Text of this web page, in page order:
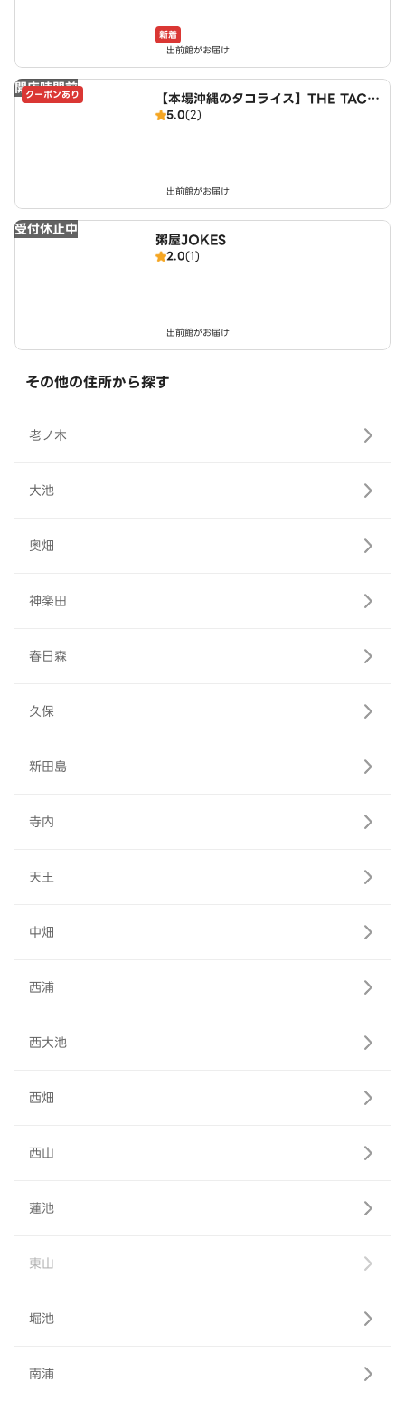
新着
出前館がお届け
開店時間前
クーポンあり
【本場沖縄のタコライス】THE TACO
RICE HOUSE 伏見区向島東定請店
5.0(2)
出前館がお届け
受付休止中
粥屋JOKES
2.0(1)
出前館がお届け
その他の住所から探す
老ノ木
大池
奥畑
神楽田
春日森
久保
新田島
寺内
天王
中畑
西浦
西大池
西畑
西山
蓮池
東山
堀池
南浦